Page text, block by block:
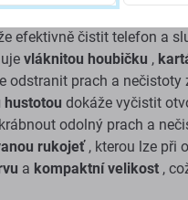
efektivně čistit telefon a
vláknitou houbičku ,
odstranit prach a nečistoty
hustotou dokáže vyčistit
odolný prach a
rukojeť, kterou lze při
a kompaktní velikost ,